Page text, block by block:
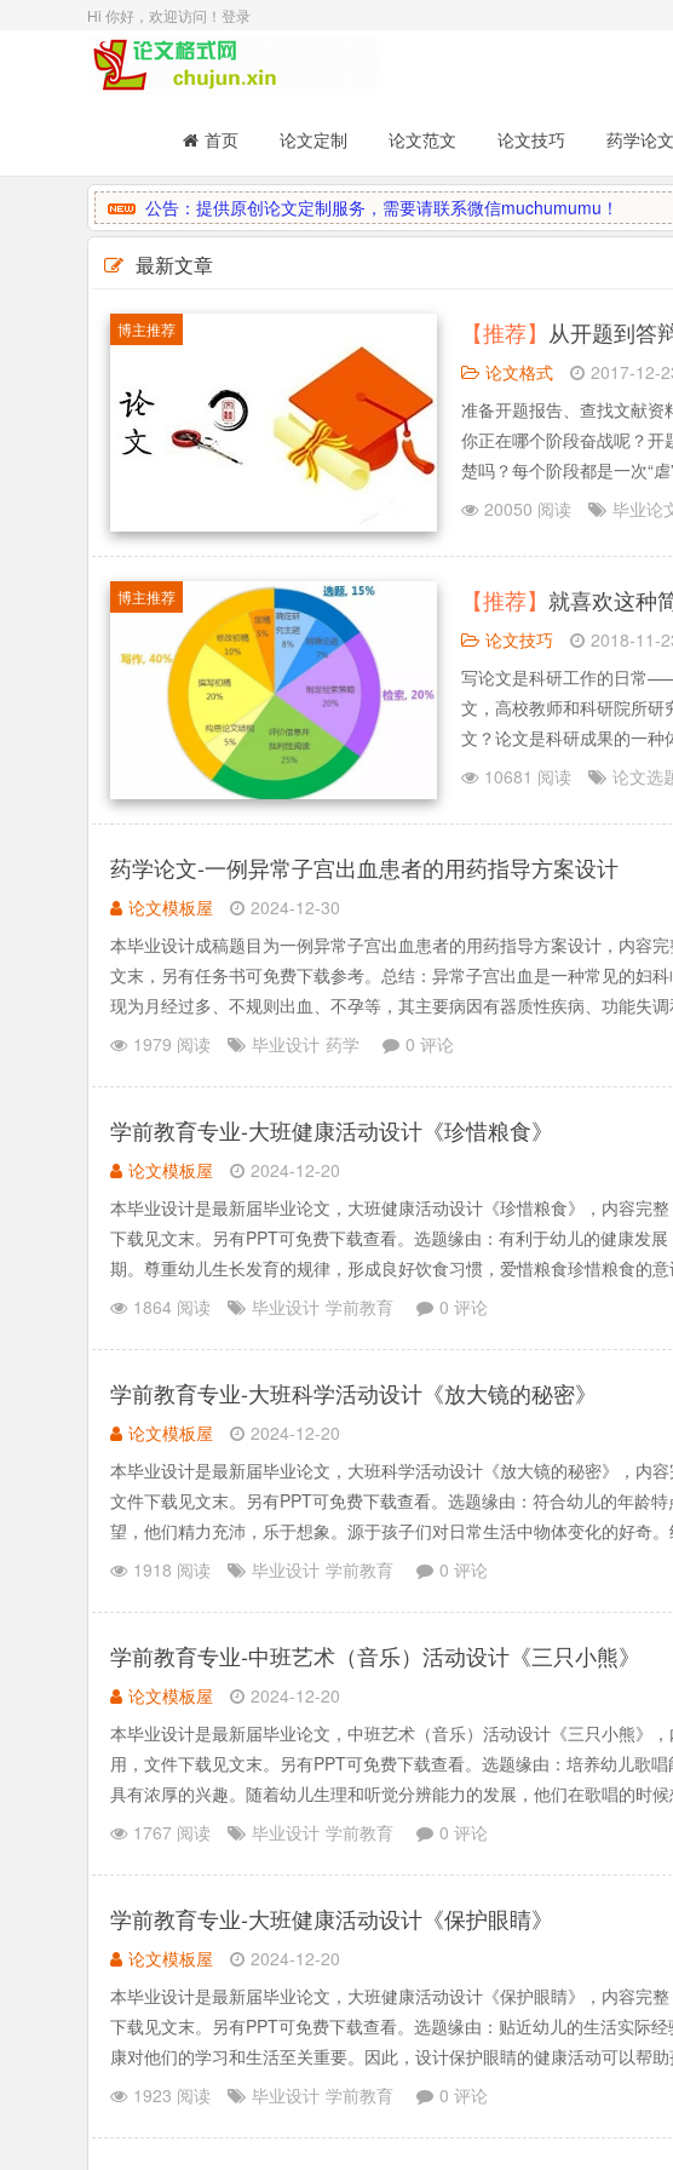
Hi 你好，欢迎访问！ 登录
首页 论文定制 论文范文 论文技巧 药学论文
公告：提供原创论文定制服务，需要请联系微信muchumumu！
最新文章
博主推荐 【推荐】 从开题到答
论文格式
2017-12-
准备开题报告、查找文献
你正在哪个阶段奋战呢？
楚吗？每个阶段都是一次“
告怎样写？要解决什么问题
20050 阅读 毕业论
博主推荐 【推荐】 就喜欢这种
论文技巧
2018-11-
写论文是科研工作的日常
文，高校教师和科研院所
文？论文是科研成果的一种
了，写论文是为了表达自己
10681 阅读 论文选
药学论文-一例异常子宫出血患者的用药指导方案设计
论文模板屋
2024-12-30
本毕业设计成稿题目为一例异常子宫出血患者的用药指导方案设计，内容
文末，另有任务书可免费下载参考。总结：异常子宫出血是一种常见的妇
现为月经过多、不规则出血、不孕等，其主要病因有器质性疾病、功能失
长时间的子宫出血.......
1979 阅读 毕业设计 药学 0 评论
学前教育专业-大班健康活动设计《珍惜粮食》
论文模板屋
2024-12-20
本毕业设计是最新届毕业论文，大班健康活动设计《珍惜粮食》，内容完
下载见文末。另有PPT可免费下载查看。选题缘由：有利于幼儿的健康发
期。尊重幼儿生长发育的规律，形成良好饮食习惯，爱惜粮食珍惜粮食的
动方式有利于提高.......
1864 阅读 毕业设计 学前教育 0 评论
学前教育专业-大班科学活动设计《放大镜的秘密》
论文模板屋
2024-12-20
本毕业设计是最新届毕业论文，大班科学活动设计《放大镜的秘密》，内
文件下载见文末。另有PPT可免费下载查看。选题缘由：符合幼儿的年龄
望，他们精力充沛，乐于想象。源于孩子们对日常生活中物体变化的好奇
学活动,从幼儿日常.......
1918 阅读 毕业设计 学前教育 0 评论
学前教育专业-中班艺术（音乐）活动设计《三只小熊》
论文模板屋
2024-12-20
本毕业设计是最新届毕业论文，中班艺术（音乐）活动设计《三只小熊》
用，文件下载见文末。另有PPT可免费下载查看。选题缘由：培养幼儿歌
具有浓厚的兴趣。随着幼儿生理和听觉分辨能力的发展，他们在歌唱的时
所以音域较窄。根.......
1767 阅读 毕业设计 学前教育 0 评论
学前教育专业-大班健康活动设计《保护眼睛》
论文模板屋
2024-12-20
本毕业设计是最新届毕业论文，大班健康活动设计《保护眼睛》，内容完
下载见文末。另有PPT可免费下载查看。选题缘由：贴近幼儿的生活实际
康对他们的学习和生活至关重要。因此，设计保护眼睛的健康活动可以帮
高他们的学习效果.......
1923 阅读 毕业设计 学前教育 0 评论